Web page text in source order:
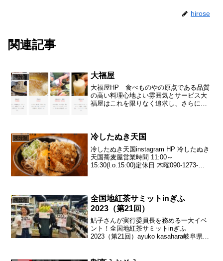
hirose
関連記事
未分類 大福屋
大福屋HP 食べものやの原点である品質
の高い料理心地よい雰囲気とサービス大
福屋はこれを限りなく追求し、さらに必
井雅一饂飩 蕎麦 大...
未分類 冷したぬき天国
冷したぬき天国instagram HP 冷したぬき
天国蕎麦屋営業時間 11:00～
15:30(l.o.15:00)定休日 木曜090-1273-
未分類
全国地紅茶サミットinぎふ
2023（第21回）
鮎子さんが実行委員長を務める一大イベ
ント！全国地紅茶サミットinぎふ
2023（第21回）ayuko kasahara岐阜県岐